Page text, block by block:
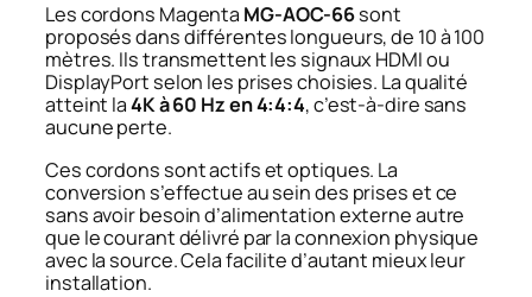
Les cordons Magenta MG-AOC-66sont
proposés dans différentes longueurs, de 10 à 100
mètres. Ils transmettent les signaux HDMI ou
DisplayPort selon les prises choisies. La qualité
atteint la4K à 60 Hz en 4:4:4, c’est-à-dire sans
aucune perte.
Ces cordons sont actifs et optiques. La
conversion s’effectue au sein des prises et ce
sans avoir besoin d’alimentation externe autre
que le courant délivré par la connexion physique
avec la source. Cela facilite d’autant mieux leur
installation.